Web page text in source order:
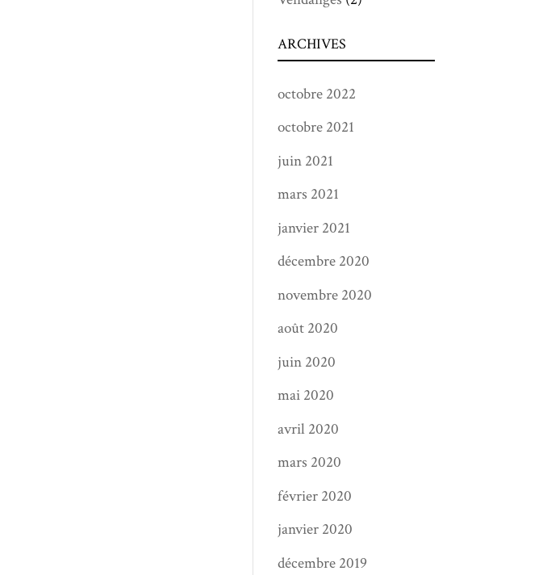
ARCHIVES
octobre 2022
octobre 2021
juin 2021
mars 2021
janvier 2021
décembre 2020
novembre 2020
août 2020
juin 2020
mai 2020
avril 2020
mars 2020
février 2020
janvier 2020
décembre 2019